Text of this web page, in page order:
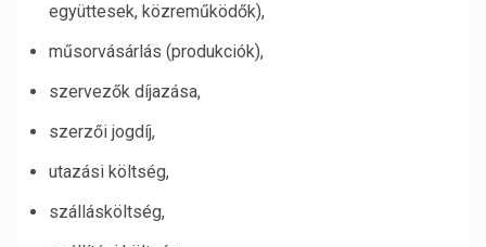
együttesek, közreműködők),
műsorvásárlás (produkciók),
szervezők díjazása,
szerzői jogdíj,
utazási költség,
szállásköltség,